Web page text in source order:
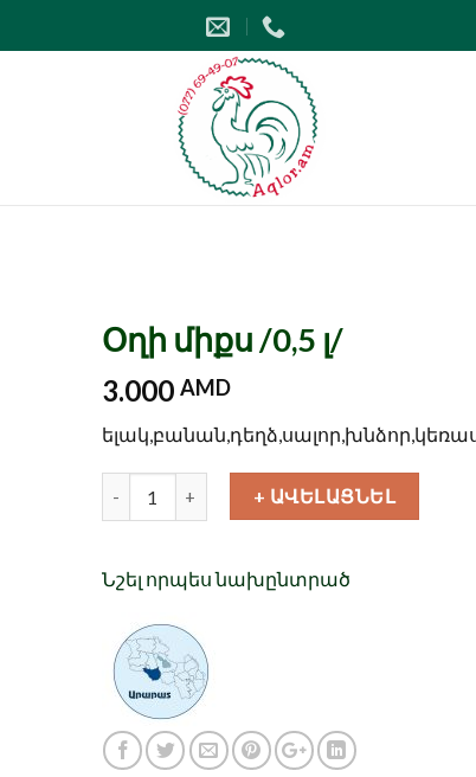
Օղի միքս /0,5 լ/
3.000 AMD
+ ԱՎԵԼԱՑՆԵԼ
Նշել որպես նախընտրած